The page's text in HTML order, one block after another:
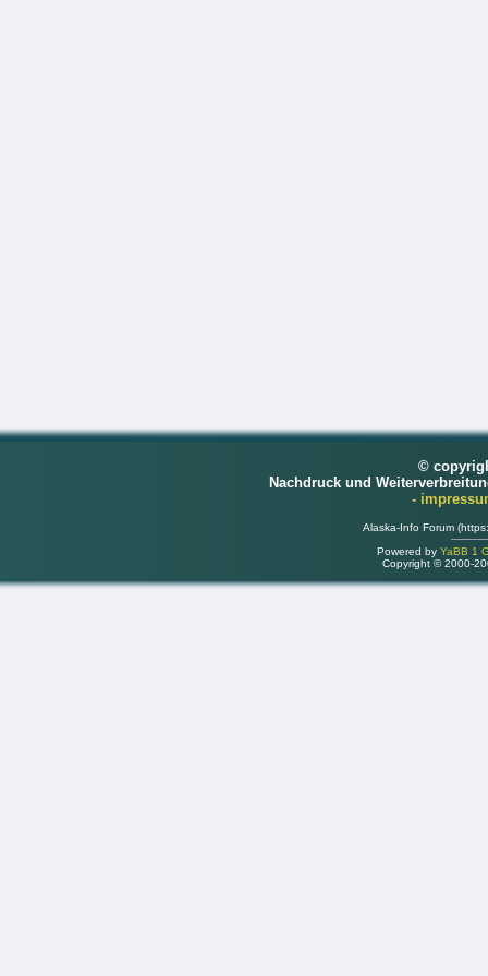
©
Nachdruck und
-
Alaska-Info Forum
Powered by YaBB 1
Copyright © 2000-